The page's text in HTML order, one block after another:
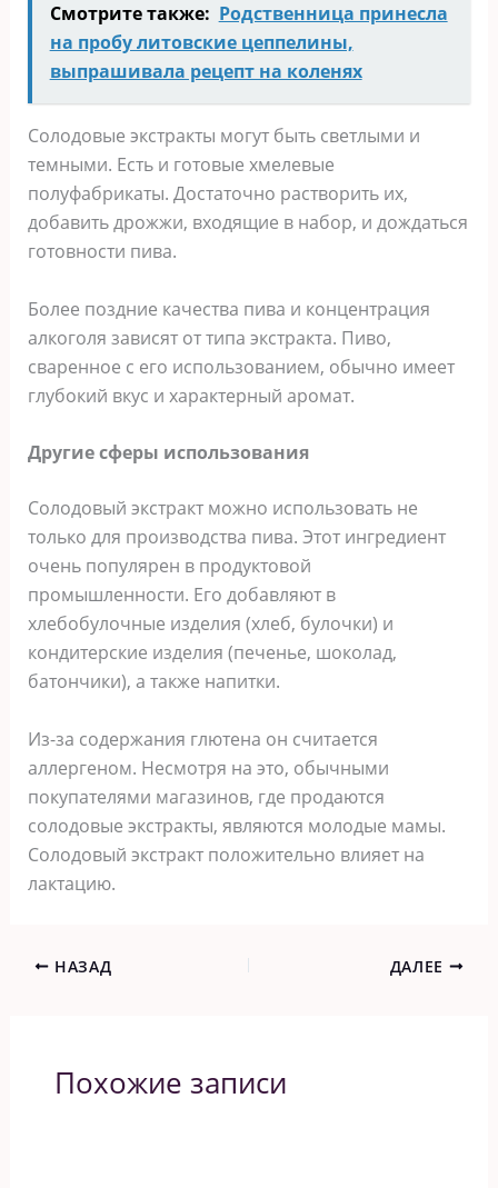
Смотрите также: Родственница принесла
на пробу литовские цеппелины,
выпрашивала рецепт на коленях
Солодовые экстракты могут быть светлыми и
темными. Есть и готовые хмелевые
полуфабрикаты. Достаточно растворить их,
добавить дрожжи, входящие в набор, и дождаться
готовности пива.
Более поздние качества пива и концентрация
алкоголя зависят от типа экстракта. Пиво,
сваренное с его использованием, обычно имеет
глубокий вкус и характерный аромат.
Другие сферы использования
Солодовый экстракт можно использовать не
только для производства пива. Этот ингредиент
очень популярен в продуктовой
промышленности. Его добавляют в
хлебобулочные изделия (хлеб, булочки) и
кондитерские изделия (печенье, шоколад,
батончики), а также напитки.
Из-за содержания глютена он считается
аллергеном. Несмотря на это, обычными
покупателями магазинов, где продаются
солодовые экстракты, являются молодые мамы.
Солодовый экстракт положительно влияет на
лактацию.
НАЗАД ДАЛЕЕ
Похожие записи